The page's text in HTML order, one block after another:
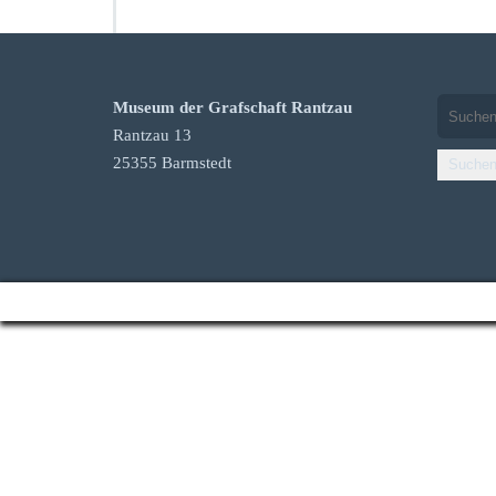
Museum der Grafschaft Rantzau
Rantzau 13
25355 Barmstedt